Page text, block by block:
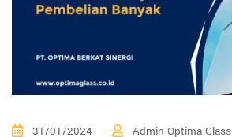
31/01/2024 Admin Optima Glass